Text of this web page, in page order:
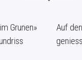
Grunen»
Auf